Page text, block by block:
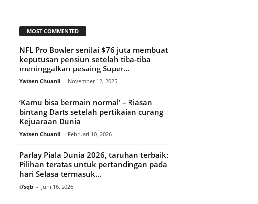
MOST COMMENTED
NFL Pro Bowler senilai $76 juta membuat
keputusan pensiun setelah tiba-tiba
meninggalkan pesaing Super...
Yatsen Chuanli - November 12, 2025
‘Kamu bisa bermain normal’ – Riasan
bintang Darts setelah pertikaian curang
Kejuaraan Dunia
Yatsen Chuanli - Februari 10, 2026
Parlay Piala Dunia 2026, taruhan terbaik:
Pilihan teratas untuk pertandingan pada
hari Selasa termasuk...
i7sqb - Juni 16, 2026